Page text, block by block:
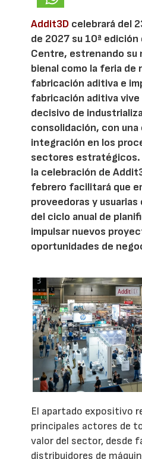
Addit3D celebrará del
de 2027 su 10ª
Centre, estrenando su
bienal como la feria de
fabricación aditiva e
fabricación aditiva vive
decisivo de
consolidación, con
integración en los
sectores
la celebración de
febrero facilitará que
proveedoras y
del ciclo anual de
impulsar nuevos
oportunidades de
El apartado expositivo
principales actores de
valor del sector, desde
distribuidores de